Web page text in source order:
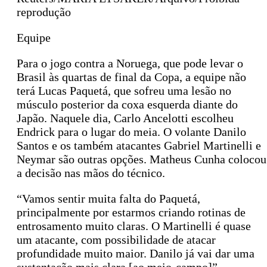
reprodução
Equipe
Para o jogo contra a Noruega, que pode levar o
Brasil às quartas de final da Copa, a equipe não
terá Lucas Paquetá, que sofreu uma lesão no
músculo posterior da coxa esquerda diante do
Japão. Naquele dia, Carlo Ancelotti escolheu
Endrick para o lugar do meia. O volante Danilo
Santos e os também atacantes Gabriel Martinelli e
Neymar são outras opções. Matheus Cunha colocou
a decisão nas mãos do técnico.
“Vamos sentir muita falta do Paquetá,
principalmente por estarmos criando rotinas de
entrosamento muito claras. O Martinelli é quase
um atacante, com possibilidade de atacar
profundidade muito maior. Danilo já vai dar uma